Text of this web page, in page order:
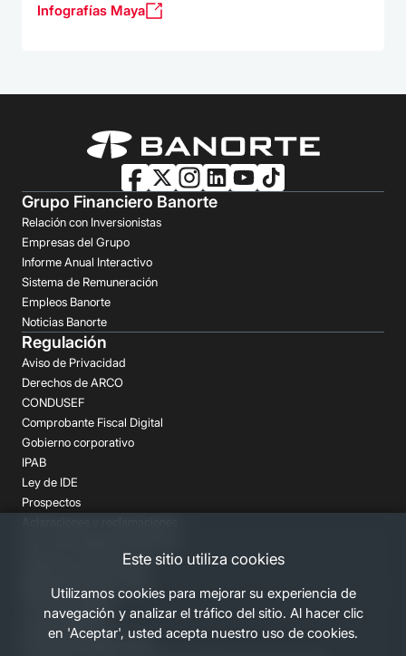
Este sitio utiliza cookies
Utilizamos cookies para mejorar su experiencia de
navegación y analizar el tráfico del sitio. Al hacer clic
en 'Aceptar', usted acepta nuestro uso de cookies.
Infografías Maya
Grupo Financiero Banorte
Relación con Inversionistas
Empresas del Grupo
Informe Anual Interactivo
Sistema de Remuneración
Empleos Banorte
Noticias Banorte
Regulación
Aviso de Privacidad
Derechos de ARCO
CONDUSEF
Comprobante Fiscal Digital
Gobierno corporativo
IPAB
Ley de IDE
Prospectos
Despachos de Cobranza
Términos Legales
Canales Banorte
Personas Desaparecidas